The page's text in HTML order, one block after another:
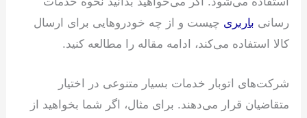
رسانی باربری چیست و از چه خودروهایی برای ارسال
کالا استفاده می‌کند، ادامه مقاله را مطالعه کنید.
شرکت‌های اتوبار خدمات بسیار متنوعی در اختیار
متقاضیان قرار می‌دهند. برای مثال، اگر شما بخواهید از